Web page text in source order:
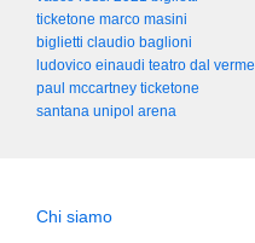
ticketone marco masini
biglietti claudio baglioni
ludovico einaudi teatro dal verme
paul mccartney ticketone
santana unipol arena
Chi siamo